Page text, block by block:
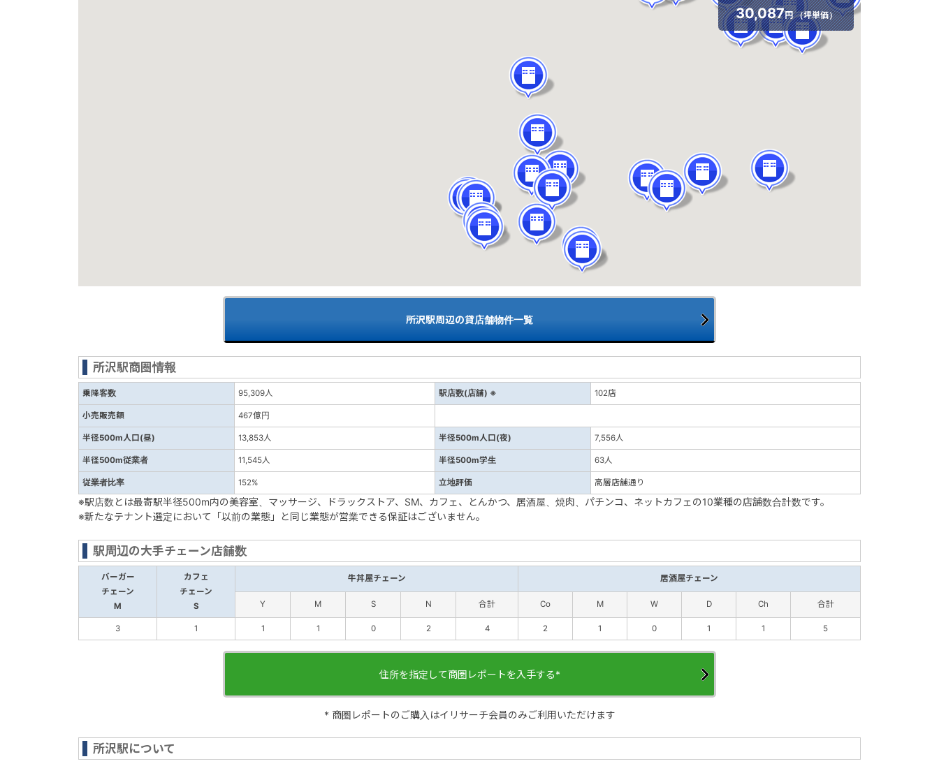
30,087円 （坪単価）
所沢駅周辺の貸店舗物件一覧
所沢駅商圏情報
乗降客数 95,309人 駅店数(店舗) ※ 102店
小売販売額 467億円
半径500m人口(昼) 13,853人 半径500m人口(夜) 7,556人
半径500m従業者 11,545人 半径500m学生 63人
従業者比率 152% 立地評価 高層店舗通り
※駅店数とは最寄駅半径500m内の美容室、マッサージ、ドラックストア、SM、カフェ、とんかつ、居酒屋、焼肉、パチンコ、ネットカフェの10業種の店舗数合計数です。
※新たなテナント選定において「以前の業態」と同じ業態が営業できる保証はございません。
駅周辺の大手チェーン店舗数
バーガー
チェーン
M
カフェ
チェーン
S
牛丼屋チェーン 居酒屋チェーン
Y M S N 合計 Co M W D Ch 合計
3 1 1 1 0 2 4 2 1 0 1 1 5
住所を指定して商圏レポートを入手する*
* 商圏レポートのご購入はイリサーチ会員のみご利用いただけます
所沢駅について